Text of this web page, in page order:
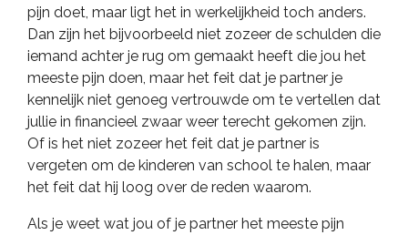
pijn doet, maar ligt het in werkelijkheid toch anders.
Dan zijn het bijvoorbeeld niet zozeer de schulden die
iemand achter je rug om gemaakt heeft die jou het
meeste pijn doen, maar het feit dat je partner je
kennelijk niet genoeg vertrouwde om te vertellen dat
jullie in financieel zwaar weer terecht gekomen zijn.
Of is het niet zozeer het feit dat je partner is
vergeten om de kinderen van school te halen, maar
het feit dat hij loog over de reden waarom.
Als je weet wat jou of je partner het meeste pijn